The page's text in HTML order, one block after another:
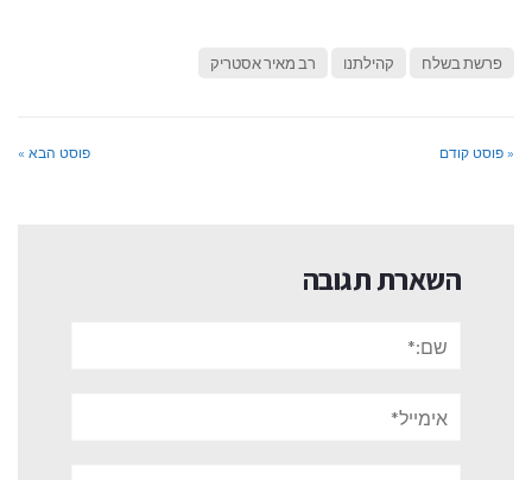
פרשת בשלח קהילתנו רב מאיר אסטריק
« פוסט קודם פוסט הבא »
השארת תגובה